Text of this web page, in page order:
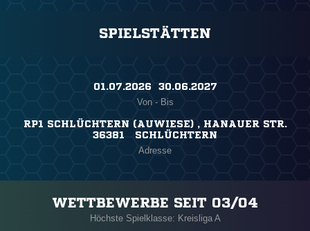
SPIELSTÄTTEN
01.07.2026 ​ 30.06.2027
Von - Bis
RP1 SCHLÜCHTERN (AUWIESE) , HANAUER STR.
36381 SCHLÜCHTERN
Adresse
WETTBEWERBE SEIT 03/04
Höchste Spielklasse: Kreisliga A